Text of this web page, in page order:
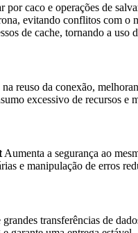
por caco e operações de
evitando conflitos com o
de cache, tornando a uso
reuso da conexão,
excessivo de recursos e
Aumenta a segurança ao
e manipulação de erros
transferências de